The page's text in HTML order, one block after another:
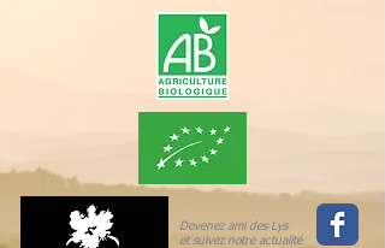
Devenez ami des Lys
et suivez notre actualité